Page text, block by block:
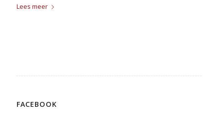
Lees meer
FACEBOOK